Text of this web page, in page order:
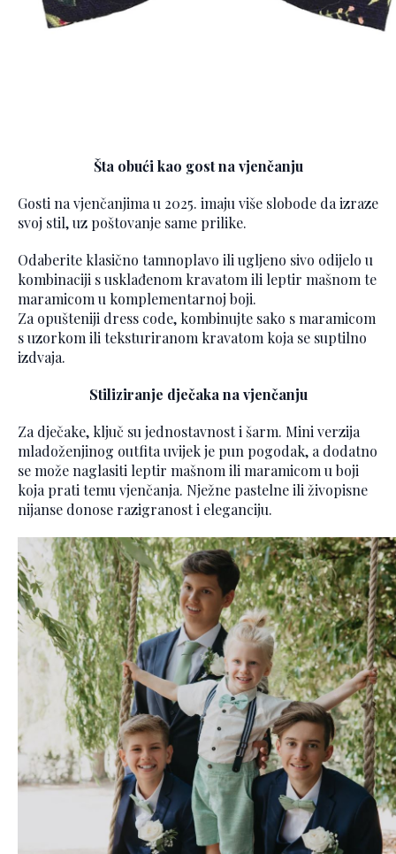
Šta obući kao gost na vjenčanju
Gosti na vjenčanjima u 2025. imaju više slobode da izraze
svoj stil, uz poštovanje same prilike.
Odaberite klasično tamnoplavo ili ugljeno sivo odijelo u
kombinaciji s usklađenom kravatom ili leptir mašnom te
maramicom u komplementarnoj boji.
Za opušteniji dress code, kombinujte sako s maramicom
s uzorkom ili teksturiranom kravatom koja se suptilno
izdvaja.
Stiliziranje dječaka na vjenčanju
Za dječake, ključ su jednostavnost i šarm. Mini verzija
mladoženjinog outfita uvijek je pun pogodak, a dodatno
se može naglasiti leptir mašnom ili maramicom u boji
koja prati temu vjenčanja. Nježne pastelne ili živopisne
nijanse donose razigranost i eleganciju.